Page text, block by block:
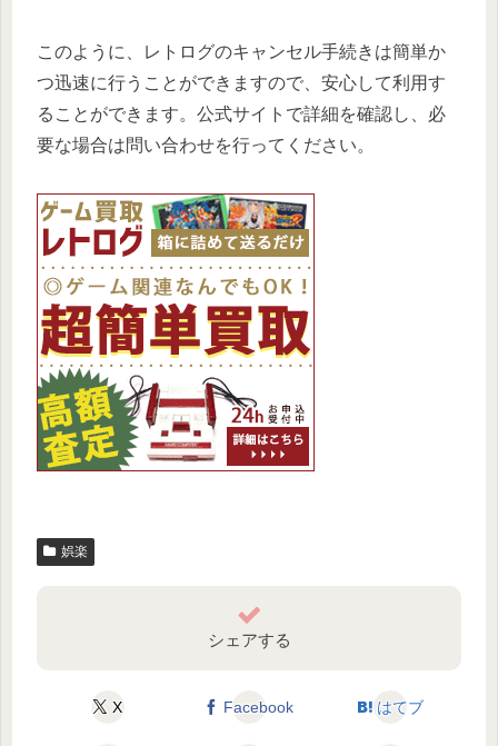
このように、レトログのキャンセル手続きは簡単か
つ迅速に行うことができますので、安心して利用す
ることができます。公式サイトで詳細を確認し、必
要な場合は問い合わせを行ってください。
娯楽
シェアする
X Facebook はてブ